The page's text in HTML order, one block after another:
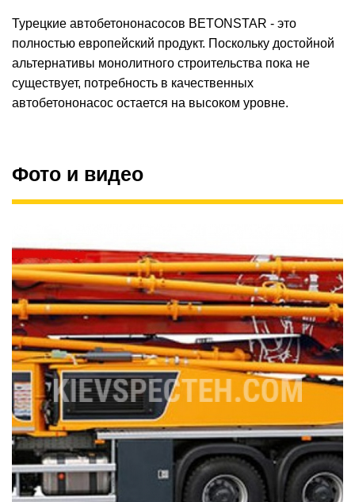
Турецкие автобетононасосов BETONSTAR - это
полностью европейский продукт. Поскольку достойной
альтернативы монолитного строительства пока не
существует, потребность в качественных
автобетононасос остается на высоком уровне.
Фото и видео